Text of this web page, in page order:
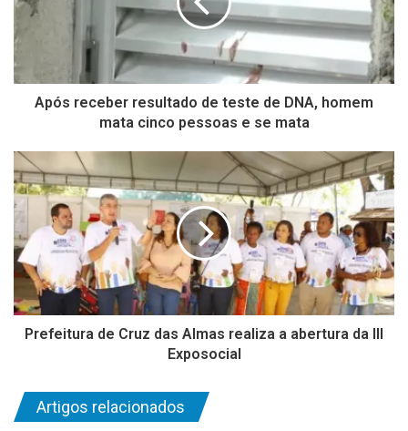
Após receber resultado de teste de DNA, homem
mata cinco pessoas e se mata
Prefeitura de Cruz das Almas realiza a abertura da III
Exposocial
Artigos relacionados